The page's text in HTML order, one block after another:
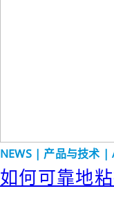
NEWS | 产品与技术 |
如何可靠地